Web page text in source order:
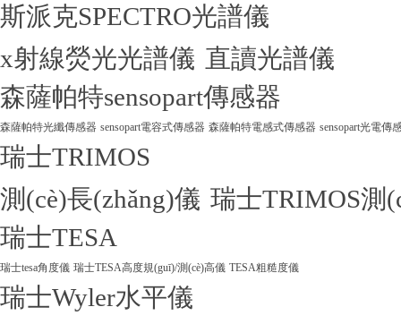
斯派克SPECTRO光譜儀
x射線熒光光譜儀 直讀光譜儀
森薩帕特sensopart傳感器
森薩帕特光纖傳感器 sensopart電容式傳感器 森薩帕特電感式傳感器 sensopart光電傳
瑞士TRIMOS
測(cè)長(zhǎng)儀 瑞士TRIMOS測
瑞士TESA
瑞士tesa角度儀 瑞士TESA高度規(guī)/測(cè)高儀 TESA粗糙度儀
瑞士Wyler水平儀